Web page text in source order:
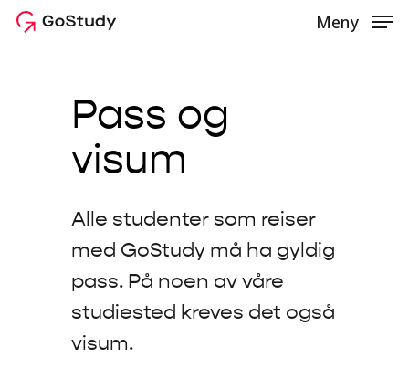
Skip
Meny
Pass og
visum
Alle studenter som reiser
med GoStudy må ha gyldig
pass. På noen av våre
studiested kreves det også
visum.